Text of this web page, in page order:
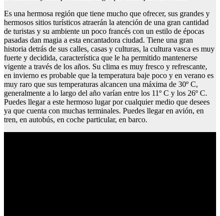
Es una hermosa región que tiene mucho que ofrecer, sus grandes y
hermosos sitios turísticos atraerán la atención de una gran cantidad
de turistas y su ambiente un poco francés con un estilo de épocas
pasadas dan magia a esta encantadora ciudad. Tiene una gran
historia detrás de sus calles, casas y culturas, la cultura vasca es muy
fuerte y decidida, característica que le ha permitido mantenerse
vigente a través de los años. Su clima es muy fresco y refrescante,
en invierno es probable que la temperatura baje poco y en verano es
muy raro que sus temperaturas alcancen una máxima de 30º C,
generalmente a lo largo del año varían entre los 11º C y los 26º C.
Puedes llegar a este hermoso lugar por cualquier medio que desees
ya que cuenta con muchas terminales. Puedes llegar en avión, en
tren, en autobús, en coche particular, en barco.